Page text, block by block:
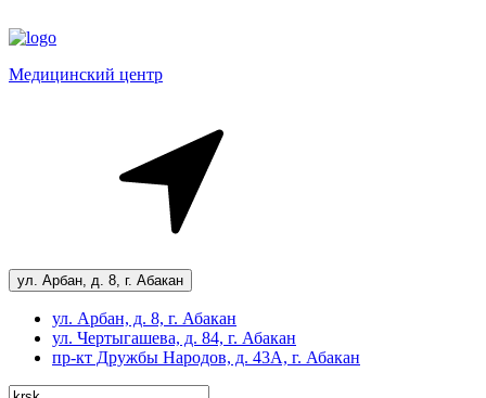
Медицинский центр
ул. Арбан, д. 8, г. Абакан
ул. Арбан, д. 8, г. Абакан
ул. Чертыгашева, д. 84, г. Абакан
пр-кт Дружбы Народов, д. 43А, г. Абакан